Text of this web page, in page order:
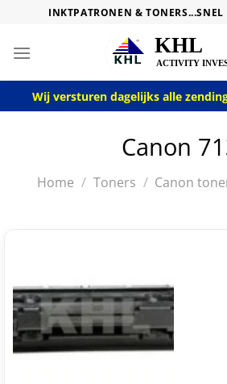
content
INKTPATRONEN &
Wij versturen dagelijks alle
Canon
Home / Toners / Canon